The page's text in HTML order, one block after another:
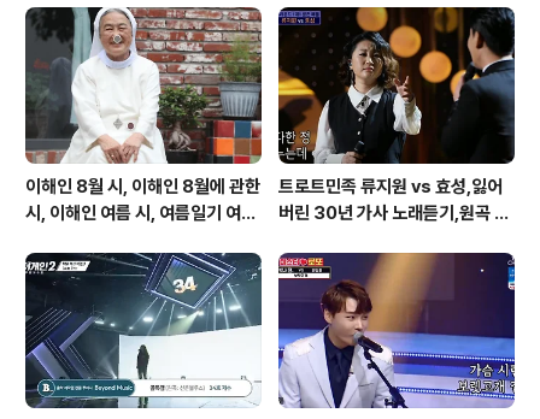
의 여자 그리고 추억이 있는 한 당신은 나의 남자여 그대 앞
에만 서면 나는 왜 작아지는가 그대 등 뒤에 서면 내 눈은
젖어 드는데 사랑 때문에 침묵해야 할 나는 당신의 여자 그
리고 추억이 있는 한 ..
이해인 8월 시, 이해인 8월에 관한
시, 이해인 여름 시, 여름일기 여름
트로트민족 류지원 vs 효성,잃어
버린 30년 가사 노래듣기,원곡 설